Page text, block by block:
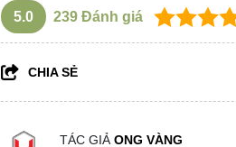
5.0 239Đánh giá
CHIA SẺ
TÁC GIẢ ONG VÀNG